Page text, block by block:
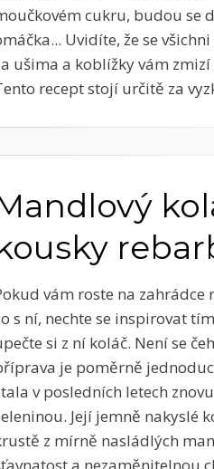
cukru, budou se
Uvidíte, že se
ušima a koblížky vám
recept stojí určitě za
vám roste na zahrádce
s ní, nechte se inspirovat
si z ní koláč. Není se
je poměrně
v posledních letech
Její jemně nakyslé
z mírně nasládlých